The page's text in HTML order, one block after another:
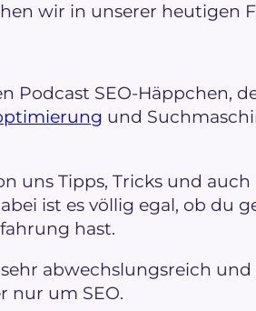
wir in unserer heutigen
Podcast SEO-Häppchen,
und
uns Tipps, Tricks und
ist es völlig egal, ob du
hast.
abwechslungsreich
nur um SEO.